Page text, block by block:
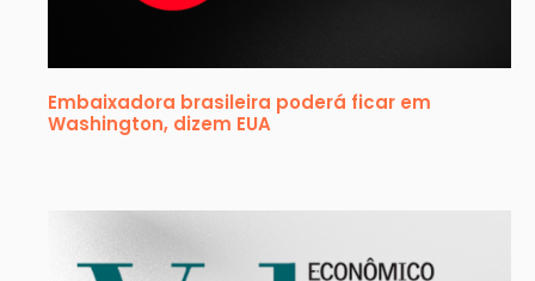
Embaixadora brasileira poderá ficar em
Washington, dizem EUA